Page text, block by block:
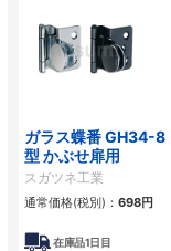
ガラス蝶番 GH34-8
型 かぶせ扉用
スガツネ工業
通常価格(税別)： 698円
在庫品1日目